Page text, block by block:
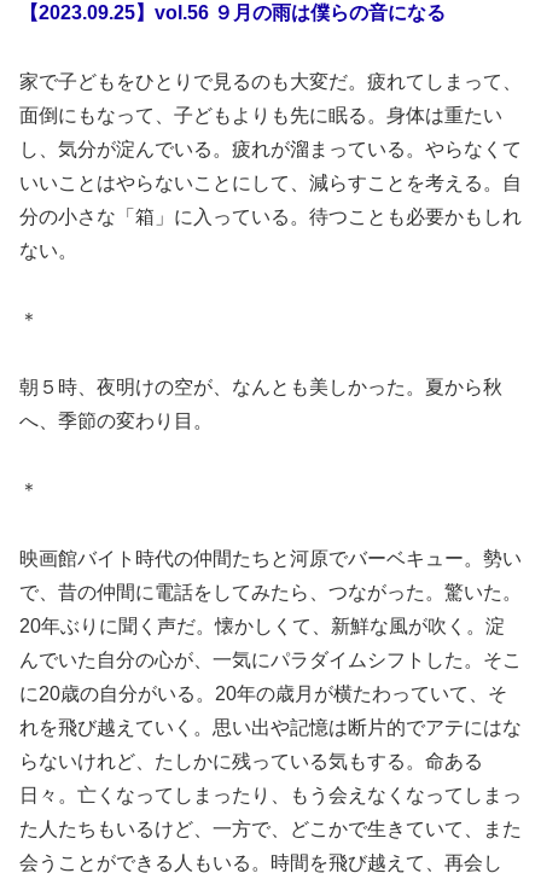
【2023.09.25】vol.56 ９月の雨は僕らの音になる
家で子どもをひとりで見るのも大変だ。疲れてしまって、
面倒にもなって、子どもよりも先に眠る。身体は重たい
し、気分が淀んでいる。疲れが溜まっている。やらなくて
いいことはやらないことにして、減らすことを考える。自
分の小さな「箱」に入っている。待つことも必要かもしれ
ない。
＊
朝５時、夜明けの空が、なんとも美しかった。夏から秋
へ、季節の変わり目。
＊
映画館バイト時代の仲間たちと河原でバーベキュー。勢い
で、昔の仲間に電話をしてみたら、つながった。驚いた。
20年ぶりに聞く声だ。懐かしくて、新鮮な風が吹く。淀
んでいた自分の心が、一気にパラダイムシフトした。そこ
に20歳の自分がいる。20年の歳月が横たわっていて、そ
れを飛び越えていく。思い出や記憶は断片的でアテにはな
らないけれど、たしかに残っている気もする。命ある
日々。亡くなってしまったり、もう会えなくなってしまっ
た人たちもいるけど、一方で、どこかで生きていて、また
会うことができる人もいる。時間を飛び越えて、再会し